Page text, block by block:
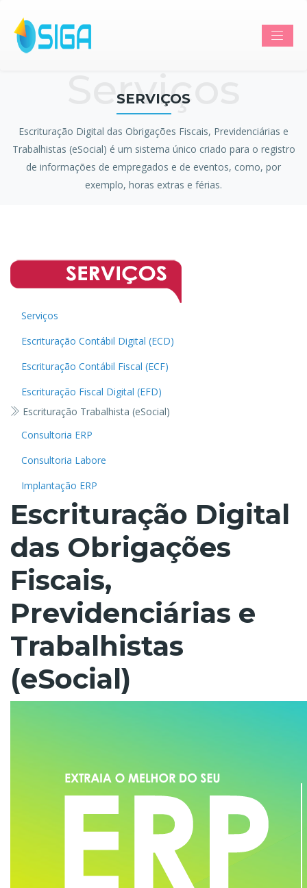
SERVIÇOS
Serviços
Escrituração Digital das Obrigações Fiscais, Previdenciárias e
Trabalhistas (eSocial) é um sistema único criado para o registro
de informações de empregados e de eventos, como, por
exemplo, horas extras e férias.
Serviços
Escrituração Contábil Digital (ECD)
Escrituração Contábil Fiscal (ECF)
Escrituração Fiscal Digital (EFD)
Escrituração Trabalhista (eSocial)
Consultoria ERP
Consultoria Labore
Implantação ERP
Escrituração Digital
das Obrigações
Fiscais,
Previdenciárias e
Trabalhistas
(eSocial)